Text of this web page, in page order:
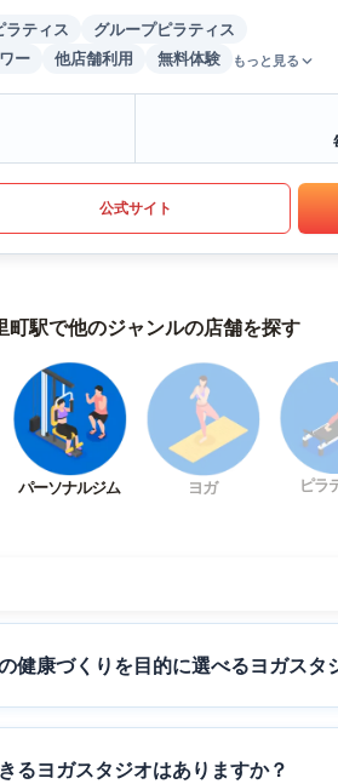
ラティス
グループピラティス
ー 他店舗利用 無料体験 もっと見る
公式サイト
町駅で他のジャンルの店舗を探す
パーソナルジム ヨガ ピラ
健康づくりを目的に選べるヨガスタ
るヨガスタジオはありますか？